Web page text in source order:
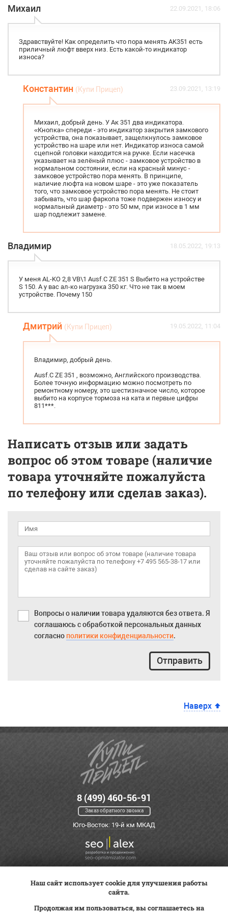
Михаил 22.09.2021, 18:06
Здравствуйте! Как определить что пора менять AK351 есть
приличный люфт вверх низ. Есть какой-то индикатор
износа?
Константин (Купи Прицеп) 23.09.2021, 13:19
Михаил, добрый день. У Ак 351 два индикатора.
«Кнопка» спереди - это индикатор закрытия замкового
устройства, она показывает, защелкнулось замковое
устройство на шаре или нет. Индикатор износа самой
сцепной головки находится на ручке. Если насечка
указывает на зелёный плюс - замковое устройство в
нормальном состоянии, если на красный минус -
замковое устройство пора менять. В принципе,
наличие люфта на новом шаре - это уже показатель
того, что замковое устройство пора менять. Не стоит
забывать, что шар фаркопа тоже подвержен износу и
нормальный диаметр - это 50 мм, при износе в 1 мм
шар подлежит замене.
Владимир 18.05.2022, 19:13
У меня AL-KO 2,8 VB\1 Ausf.C ZE 351 S Выбито на устройстве
S 150. А у вас ал-ко нагрузка 350 кг. Что не так в моем
устройстве. Почему 150
Дмитрий (Купи Прицеп) 19.05.2022, 11:04
Владимир, добрый день.
Ausf.C ZE 351 , возможно, Английского производства.
Более точную информацию можно посмотреть по
ремонтному номеру, это шестизначное число, которое
выбито на корпусе тормоза на ката и первые цифры
811***.
Написать отзыв или задать
вопрос об этом товаре (наличие
товара уточняйте пожалуйста
по телефону или сделав заказ).
Вопросы о наличии товара удаляются без ответа. Я
соглашаюсь с обработкой персональных данных
согласно политики конфиденциальности.
Отправить
Наверх
8 (499) 460-56-91
Заказ обратного звонка
Юго-Восток: 19-й км МКАД
Трейд-ин
ВК Видео
Наш сайт использует cookie для улучшения работы
сайта.
Продолжая им пользоваться, вы соглашаетесь на